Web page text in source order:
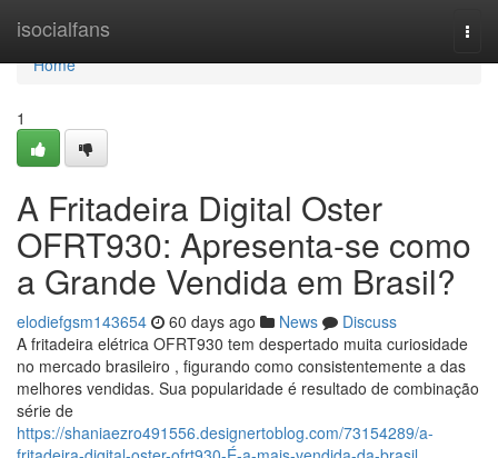
isocialfans
Home
Home
1
A Fritadeira Digital Oster
OFRT930: Apresenta-se como
a Grande Vendida em Brasil?
elodiefgsm143654 60 days ago News
Discuss
A fritadeira elétrica OFRT930 tem despertado muita curiosidade
no mercado brasileiro , figurando como consistentemente a das
melhores vendidas. Sua popularidade é resultado de combinação
série de
https://shaniaezro491556.designertoblog.com/73154289/a-